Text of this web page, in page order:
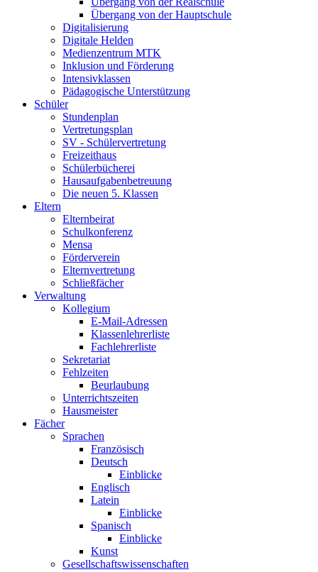
Übergang von der Hauptschule
Digitalisierung
Digitale Helden
Medienzentrum MTK
Inklusion und Förderung
Intensivklassen
Pädagogische Unterstützung
Schüler
Stundenplan
Vertretungsplan
SV - Schülervertretung
Freizeithaus
Schülerbücherei
Hausaufgabenbetreuung
Die neuen 5. Klassen
Eltern
Elternbeirat
Schulkonferenz
Mensa
Förderverein
Elternvertretung
Schließfächer
Verwaltung
Kollegium
E-Mail-Adressen
Klassenlehrerliste
Fachlehrerliste
Sekretariat
Fehlzeiten
Beurlaubung
Unterrichtszeiten
Hausmeister
Fächer
Sprachen
Französisch
Deutsch
Einblicke
Englisch
Latein
Einblicke
Spanisch
Einblicke
Kunst
Gesellschaftswissenschaften